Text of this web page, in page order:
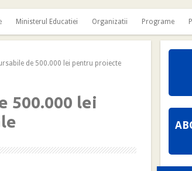
Ministerul Educatiei Organizatii Programe
de 500.000 lei pentru proiecte
500.000 lei